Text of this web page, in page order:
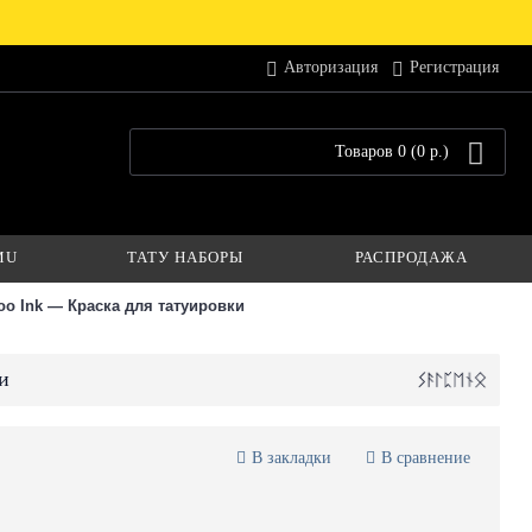
Авторизация Регистрация
Товаров 0 (0 р.)
ТАТУ НАБОРЫ РАСПРОДАЖА
Ink — Краска для татуировки
В закладки В сравнение